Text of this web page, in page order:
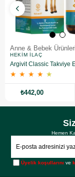
Anne & Bebek Ürünleri
HEKIM İLAÇ
★ ★ ★ ★ ★
₺442,00
Hemen
Üyelik koşullarını ve